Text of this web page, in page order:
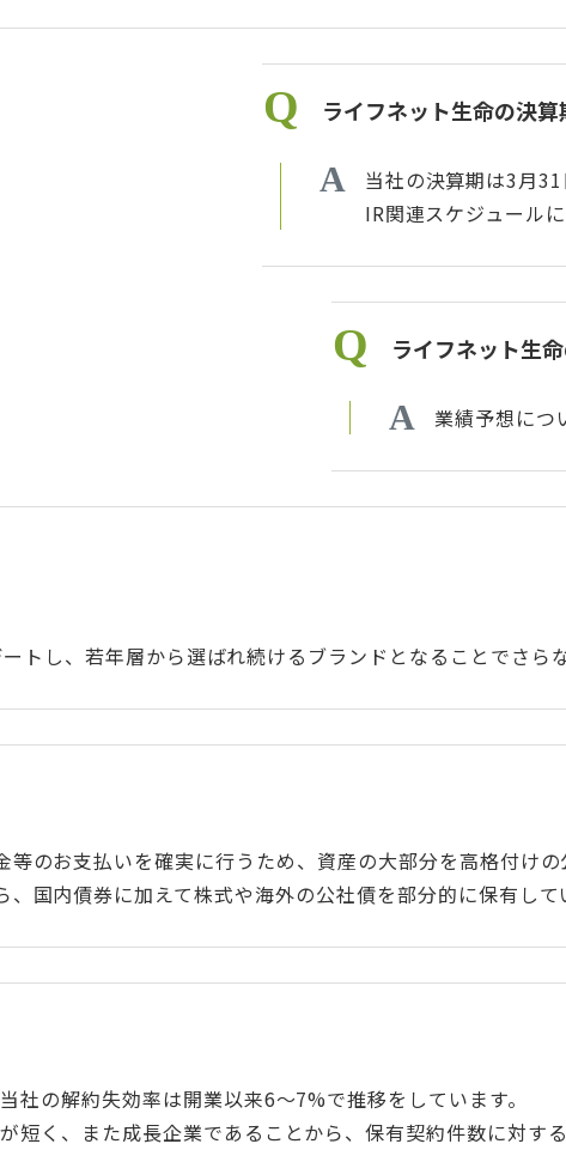
ライフネット生命の決算
当社の決算期は3月31
IR関連スケジュール
ライフネット生
業績予想につ
若年層から選ばれ続けるブランドとなるこ
のお支払いを確実に行うため、資産の大部分を高格付けの
国内債券に加えて株式や海外の公社債を部分的に保有し
の解約失効率は開業以来6～7%で推移をしています。
く、また成長企業であることから、保有契約件数に